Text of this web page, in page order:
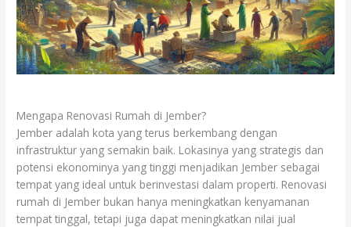
Mengapa Renovasi Rumah di Jember?
Jember adalah kota yang terus berkembang dengan
infrastruktur yang semakin baik. Lokasinya yang strategis dan
potensi ekonominya yang tinggi menjadikan Jember sebagai
tempat yang ideal untuk berinvestasi dalam properti. Renovasi
rumah di Jember bukan hanya meningkatkan kenyamanan
tempat tinggal, tetapi juga dapat meningkatkan nilai jual